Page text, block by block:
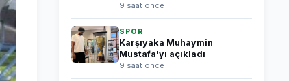
9 saat önce
SPOR
Karşıyaka Muhaymin
Mustafa'yı açıkladı
9 saat önce